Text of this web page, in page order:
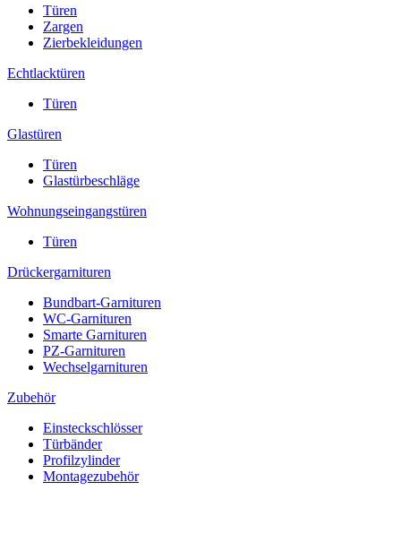
Türen
Zargen
Zierbekleidungen
Echtlacktüren
Türen
Glastüren
Türen
Glastürbeschläge
Wohnungseingangstüren
Türen
Drückergarnituren
Bundbart-Garnituren
WC-Garnituren
Smarte Garnituren
PZ-Garnituren
Wechselgarnituren
Zubehör
Einsteckschlösser
Türbänder
Profilzylinder
Montagezubehör